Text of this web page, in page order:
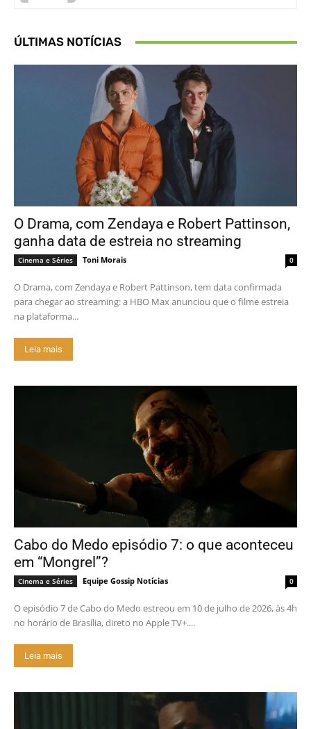
ÚLTIMAS NOTÍCIAS
O Drama, com Zendaya e Robert Pattinson,
ganha data de estreia no streaming
Cinema e Séries Toni Morais 0
O Drama, com Zendaya e Robert Pattinson, tem data confirmada
para chegar ao streaming: a HBO Max anunciou que o filme estreia
na plataforma...
Leia mais
Cabo do Medo episódio 7: o que aconteceu
em “Mongrel”?
Cinema e Séries Equipe Gossip Notícias 0
O episódio 7 de Cabo do Medo estreou em 10 de julho de 2026, às 4h
no horário de Brasília, direto no Apple TV+....
Leia mais